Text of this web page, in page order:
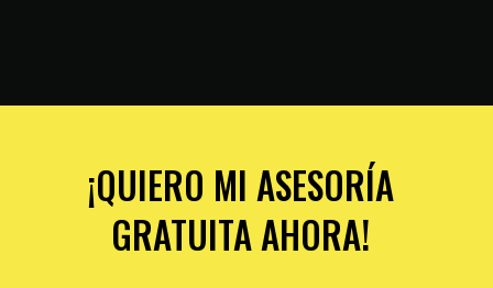
¡QUIERO MI ASESORÍA
GRATUITA AHORA!